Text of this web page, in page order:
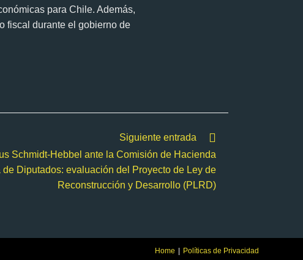
para Chile. Además,
fiscal durante el gobierno de
Siguiente entrada
Schmidt-Hebbel ante la Comisión de Hacienda
de Diputados: evaluación del Proyecto de Ley de
Reconstrucción y Desarrollo (PLRD)
Home Políticas de Privacidad